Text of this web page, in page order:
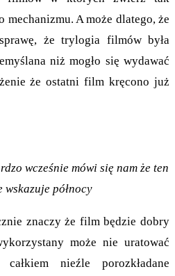
mechanizmu. A może dlatego, że
że trylogia filmów była
niż mogło się wydawać
że ostatni film kręcono już
wcześnie mówi się nam że ten
wskazuje północy
znaczy że film będzie dobry
może nie uratować
nieźle porozkładane